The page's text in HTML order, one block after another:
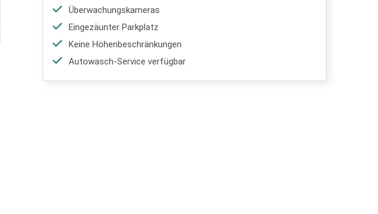
Überwachungskameras
Eingezäunter Parkplatz
Keine Höhenbeschränkungen
Autowasch-Service verfügbar